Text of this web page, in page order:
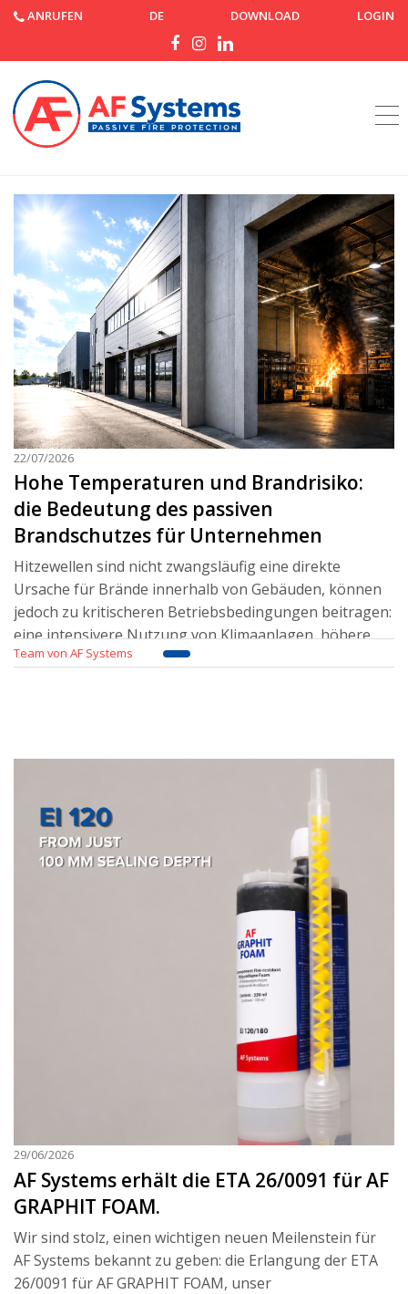
ANRUFEN DE DOWNLOAD LOGIN
Startseite
22/07/2026
Hohe Temperaturen und Brandrisiko:
die Bedeutung des passiven
Brandschutzes für Unternehmen
Hitzewellen sind nicht zwangsläufig eine direkte
Ursache für Brände innerhalb von Gebäuden, können
jedoch zu kritischeren Betriebsbedingungen beitragen:
eine intensivere Nutzung von Klimaanlagen, höhere
elektrische Lasten, die Überhitzung von Geräten, stä
Team von AF Systems
29/06/2026
AF Systems erhält die ETA 26/0091 für AF
GRAPHIT FOAM.
Wir sind stolz, einen wichtigen neuen Meilenstein für
AF Systems bekannt zu geben: die Erlangung der ETA
26/0091 für AF GRAPHIT FOAM, unser